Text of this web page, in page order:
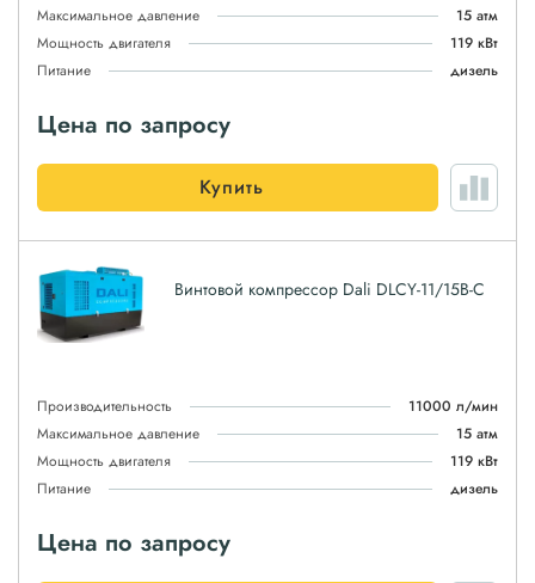
Максимальное давление
15 атм
Мощность двигателя
119 кВт
Питание
дизель
Цена по запросу
Купить
Винтовой компрессор Dali DLCY-11/15B-C
Производительность
11000 л/мин
Максимальное давление
15 атм
Мощность двигателя
119 кВт
Питание
дизель
Цена по запросу